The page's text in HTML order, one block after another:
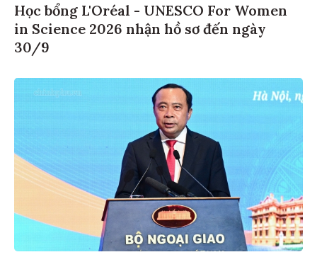
Học bổng L'Oréal - UNESCO For Women
in Science 2026 nhận hồ sơ đến ngày
30/9